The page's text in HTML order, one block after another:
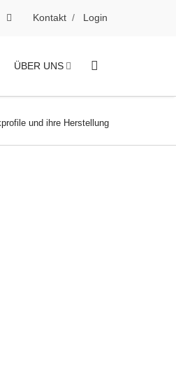
Kontakt Login
ÜBER UNS
und ihre Herstellung